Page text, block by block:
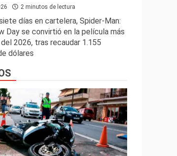
2 minutos de lectura
días en cartelera, Spider-Man:
Day se convirtió en la película más
2026, tras recaudar 1.155
dólares